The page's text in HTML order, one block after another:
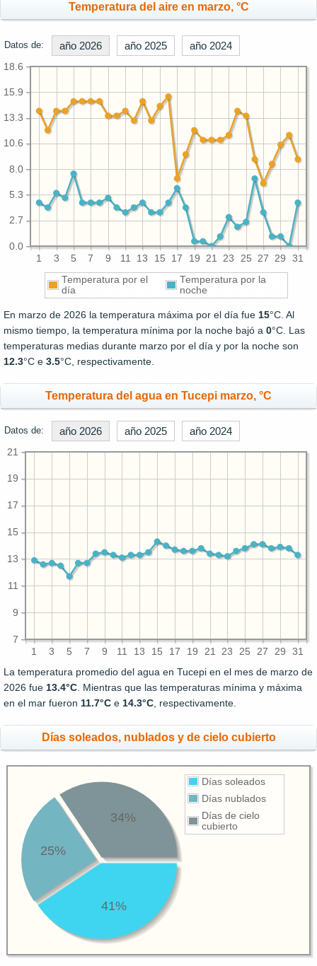
Temperatura del aire en marzo, °C
Datos de: año 2026 año 2025 año 2024
1 3 5 7 9 11 13 15 17 19 21 23 25 27 29 31
0.0
2.7
5.3
8.0
10.6
13.3
15.9
18.6
Temperatura por el
día
Temperatura por la
noche
En marzo de 2026 la temperatura máxima por el día fue 15°C. Al
mismo tiempo, la temperatura mínima por la noche bajó a 0°C. Las
temperaturas medias durante marzo por el día y por la noche son
12.3°C e 3.5°C, respectivamente.
Temperatura del agua en Tucepi marzo, °C
Datos de: año 2026 año 2025 año 2024
1 3 5 7 9 11 13 15 17 19 21 23 25 27 29 31
7
9
11
13
15
17
19
21
La temperatura promedio del agua en Tucepi en el mes de marzo de
2026 fue 13.4°C . Mientras que las temperaturas mínima y máxima
en el mar fueron 11.7°C e 14.3°C , respectivamente.
Días soleados, nublados y de cielo cubierto
Días soleados
Días nublados
Días de cielo
cubierto
41%
25%
34%